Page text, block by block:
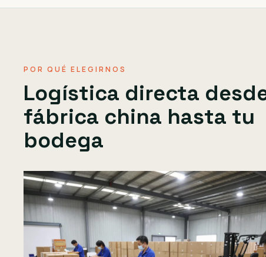
POR QUÉ ELEGIRNOS
Logística directa
fábrica china hasta tu
bodega